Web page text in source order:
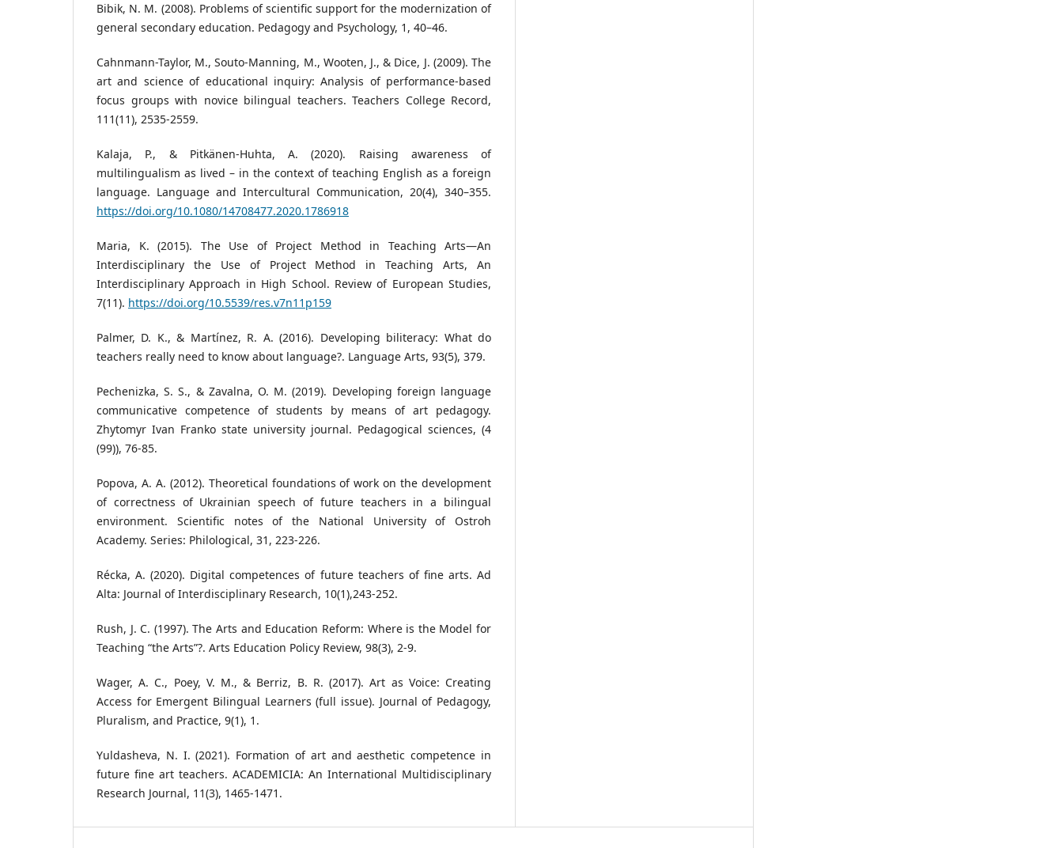
Bibik, N. M. (2008). Problems of scientific support for the modernization of
general secondary education. Pedagogy and Psychology, 1, 40–46.
Cahnmann-Taylor, M., Souto-Manning, M., Wooten, J., & Dice, J. (2009). The
art and science of educational inquiry: Analysis of performance-based
focus groups with novice bilingual teachers. Teachers College Record,
111(11), 2535-2559.
Kalaja, P., & Pitkänen-Huhta, A. (2020). Raising awareness of
multilingualism as lived – in the context of teaching English as a foreign
language. Language and Intercultural Communication, 20(4), 340–355.
https://doi.org/10.1080/14708477.2020.1786918
Maria, K. (2015). The Use of Project Method in Teaching Arts—An
Interdisciplinary the Use of Project Method in Teaching Arts, An
Interdisciplinary Approach in High School. Review of European Studies,
7(11). https://doi.org/10.5539/res.v7n11p159
Palmer, D. K., & Martínez, R. A. (2016). Developing biliteracy: What do
teachers really need to know about language?. Language Arts, 93(5), 379.
Pechenizka, S. S., & Zavalna, О. M. (2019). Developing foreign language
communicative competence of students by means of art pedagogy.
Zhytomyr Ivan Franko state university journal. Pedagogical sciences, (4
(99)), 76-85.
Popova, A. A. (2012). Theoretical foundations of work on the development
of correctness of Ukrainian speech of future teachers in a bilingual
environment. Scientific notes of the National University of Ostroh
Academy. Series: Philological, 31, 223-226.
Récka, A. (2020). Digital competences of future teachers of fine arts. Ad
Alta: Journal of Interdisciplinary Research, 10(1),243-252.
Rush, J. C. (1997). The Arts and Education Reform: Where is the Model for
Teaching “the Arts”?. Arts Education Policy Review, 98(3), 2-9.
Wager, A. C., Poey, V. M., & Berriz, B. R. (2017). Art as Voice: Creating
Access for Emergent Bilingual Learners (full issue). Journal of Pedagogy,
Pluralism, and Practice, 9(1), 1.
Yuldasheva, N. I. (2021). Formation of art and aesthetic competence in
future fine art teachers. ACADEMICIA: An International Multidisciplinary
Research Journal, 11(3), 1465-1471.